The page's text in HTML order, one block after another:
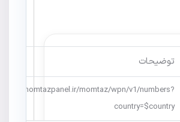
توضیحات
momtazpanel.ir/momtaz/wpn/v1/numbers?
country=$country